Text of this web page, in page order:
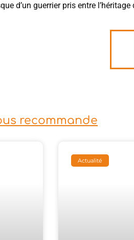
d’un guerrier pris entre
recommande
Actualité